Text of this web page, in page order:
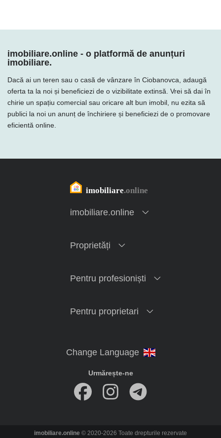
imobiliare.online - o platformă de anunțuri
imobiliare.
Dacă ai un teren sau o casă de vânzare în Ciobanovca, adaugă
oferta ta la noi și beneficiezi de o vizibilitate extinsă. Vrei să dai în
chirie un spațiu comercial sau oricare alt bun imobil, nu ezita să
publici la noi un anunț de închiriere și beneficiezi de o promovare
eficientă online.
imobiliare.online
Proprietăți
Pentru profesioniști
Pentru proprietari
Urmărește-ne
imobiliare.online © 2020-2026 Toate drepturile rezervate